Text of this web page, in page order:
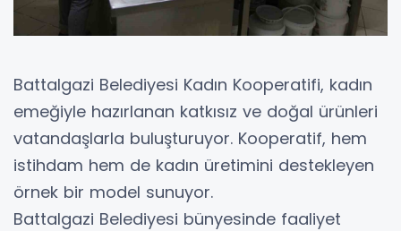
Battalgazi Belediyesi Kadın Kooperatifi, kadın
emeğiyle hazırlanan katkısız ve doğal ürünleri
vatandaşlarla buluşturuyor. Kooperatif, hem
istihdam hem de kadın üretimini destekleyen
örnek bir model sunuyor.
Battalgazi Belediyesi bünyesinde faaliyet